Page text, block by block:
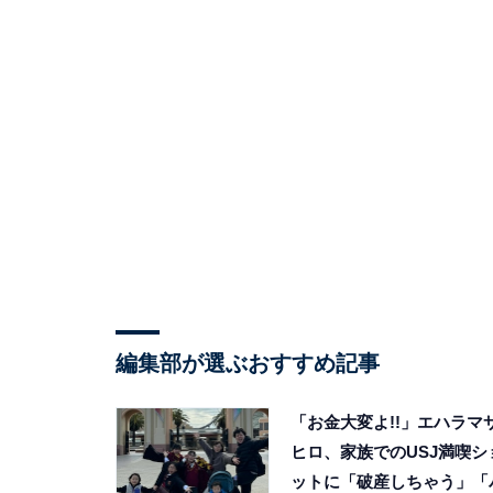
編集部が選ぶおすすめ記事
「お金大変よ!!」エハラマ
ヒロ、家族でのUSJ満喫シ
ットに「破産しちゃう」「